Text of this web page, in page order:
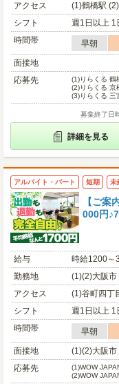
アクセス
(1)鶴橋駅
シフト
週1日以上 1
時間帯
早朝
面接地
応募先
(1)りらくる 鶴
(2)りらくる 京
(3)りらくる 三
募集終了日
詳細を見る
アルバイト・パート 短期 未
【ご案
000円
給与
時給1200～
勤務地
(1)(2)大阪市
アクセス
(1)谷町四丁
シフト
週1日以上 1
時間帯
早朝
面接地
(1)(2)大阪市
応募先
(1)WOW
(2)WOW